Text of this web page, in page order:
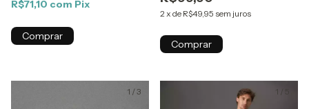
R$71,10 com Pix
Comprar
2 x de R$49,95 sem juros
Comprar
1 / 3 1 /